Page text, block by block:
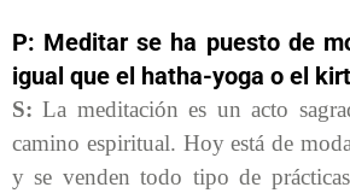
P: Meditar se ha puesto de
igual que el hatha-yoga o el
S: La meditación es un acto
camino espiritual. Hoy está de
y se venden todo tipo de